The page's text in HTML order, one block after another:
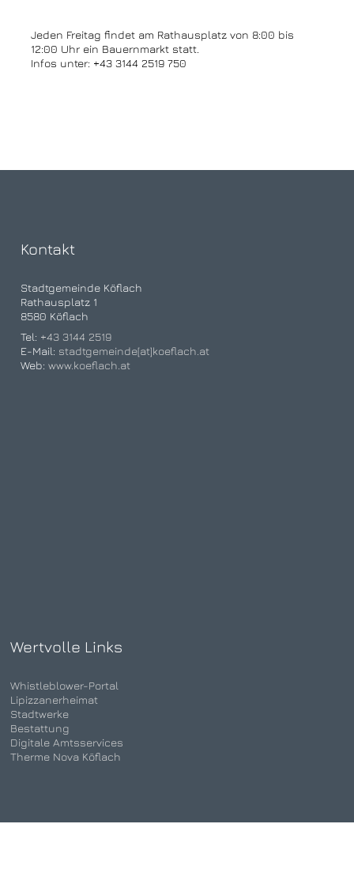
Jeden Freitag findet am Rathausplatz von 8:00 bis
12:00 Uhr ein Bauernmarkt statt.
Infos unter: +43 3144 2519 750
Kontakt
Stadtgemeinde Köflach
Rathausplatz 1
8580 Köflach
Tel: +43 3144 2519
E-Mail: stadtgemeinde[at]koeflach.at
Web:www.koeflach.at
Wertvolle Links
Whistleblower-Portal
Lipizzanerheimat
Stadtwerke
Bestattung
Digitale Amtsservices
Therme Nova Köflach